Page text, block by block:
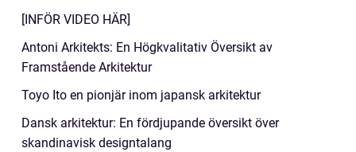
[INFÖR VIDEO HÄR]
Antoni Arkitekts: En Högkvalitativ Översikt av
Framstående Arkitektur
Toyo Ito en pionjär inom japansk arkitektur
Dansk arkitektur: En fördjupande översikt över
skandinavisk designtalang